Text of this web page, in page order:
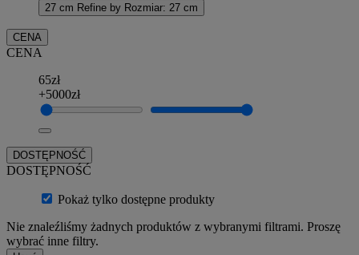
27 cm Refine by Rozmiar: 27 cm
CENA
CENA
65zł
+5000zł
DOSTĘPNOŚĆ
DOSTĘPNOŚĆ
Pokaż tylko dostępne produkty
Nie znaleźliśmy żadnych produktów z wybranymi filtrami. Proszę
wybrać inne filtry.